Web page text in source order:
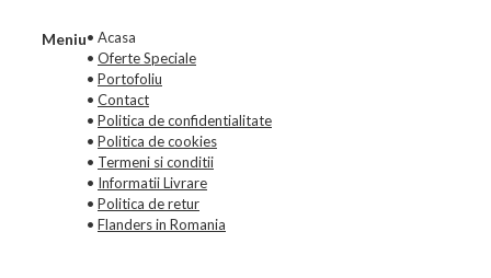
Meniu• Acasa
• Oferte Speciale
• Portofoliu
• Contact
• Politica de confidentialitate
• Politica de cookies
• Termeni si conditii
• Informatii Livrare
• Politica de retur
• Flanders in Romania